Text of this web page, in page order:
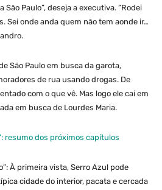
Paulo”, deseja a executiva. “Rodei
Sei onde anda quem não tem aonde ir…
São Paulo em busca da garota,
de rua usando drogas. De
com o que vê. Mas logo ele cai em
em busca de Lourdes Maria.
resumo dos próximos capítulos
À primeira vista, Serro Azul pode
cidade do interior, pacata e cercada